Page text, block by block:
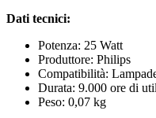
Dati tecnici:
Potenza: 25 Watt
Produttore: Philips
Compatibilità:
Durata: 9.000 ore di
Peso: 0,07 kg